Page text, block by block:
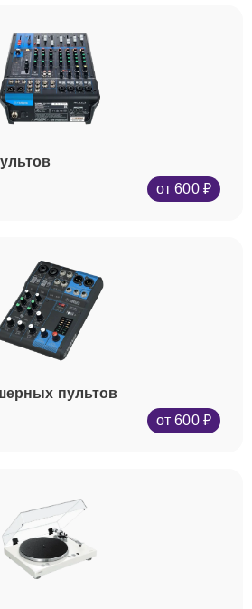
от 600 ₽
пультов
от 600 ₽